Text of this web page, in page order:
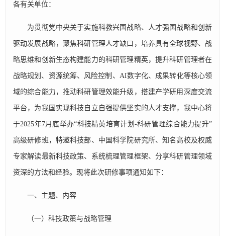
各有关单位：
为贯彻党中央关于实施科教兴国战略、人才强国战略和创新
驱动发展战略，聚焦科研管理人才缺口，培养具有全球视野、战
略思维和创新生态构建能力的科研管理精英，提升科研管理者在
战略规划、资源统筹、风险控制、AI数字化、成果转化等核心领
域的综合能力，推动科研管理效能升级，搭建产学研用深度交流
平台，为我国实现科技自立自强提供坚实的人才支撑，我中心将
于2025年7月底举办“科技精英培育计划-科研管理综合能力提升”
高级研修班，特邀科技部、中国科学院研究所、知名高校及权威
专家解读最新科技政策、系统梳理管理框架、分享科研管理领域
资深的方法和经验。现将此次研修事项通知如下：
一、主题、内容
（一）科技政策与战略管理